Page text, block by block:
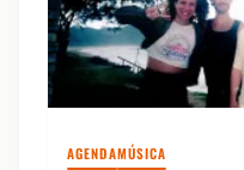
AGENDAMÚSICA